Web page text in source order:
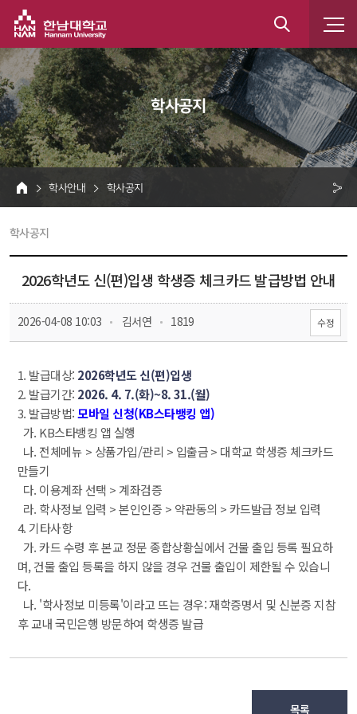
통
합
검
색
학사공지
HOME
학사안내 학사공지
유
학사공지
2026학년도 신(편)입생 학생증 체크카드 발급방법 안내
2026-04-08 10:03 김서연 1819 수정
1. 발급대상: 2026학년도 신(편)입생
2. 발급기간: 2026. 4. 7.(화)~8. 31.(월)
3. 발급방법: 모바일 신청(KB스타뱅킹 앱)
가. KB스타뱅킹 앱 실행
나. 전체메뉴 > 상품가입/관리 > 입출금 > 대학교 학생증 체크카드
만들기
다. 이용계좌 선택 > 계좌검증
라. 학사정보 입력 > 본인인증 > 약관동의 > 카드발급 정보 입력
4. 기타사항
가. 카드 수령 후 본교 정문 종합상황실에서 건물 출입 등록 필요하
며, 건물 출입 등록을 하지 않을 경우 건물 출입이 제한될 수 있습니
다.
나. '학사정보 미등록'이라고 뜨는 경우: 재학증명서 및 신분증 지참
후 교내 국민은행 방문하여 학생증 발급
목록